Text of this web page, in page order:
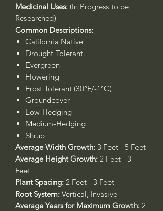
Medicinal Uses: (In Progress to be
Researched)
Common Descriptions:
California Native
Drought Tolerant
Evergreen
Flowering
Frost Tolerant (30°F/-1°C)
Groundcover
Low-Hedging
Medium-Hedging
Shrub
Average Width Growth: 3 Feet - 5 Feet
Average Height Growth: 2 Feet - 3
Feet
Plant Spacing: 2 Feet - 3 Feet
Root System: Vertical, Invasive
Average Years for Maximum Growth: 2